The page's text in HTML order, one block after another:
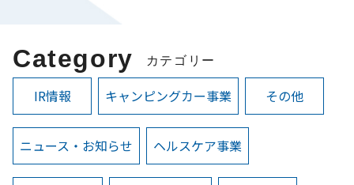
Category カテゴリー
IR情報 キャンピングカー事業 その他
ニュース・お知らせ ヘルスケア事業